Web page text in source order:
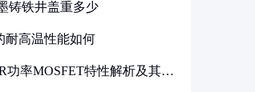
铸铁井盖重多少
耐高温性能如何
功率MOSFET特性解析及其在